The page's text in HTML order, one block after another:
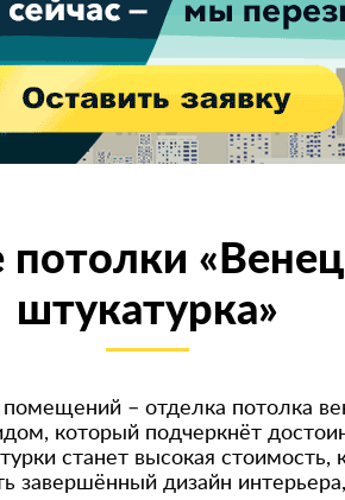
штукатурка»
– отделка потолка
который подчеркнёт
станет высокая стоимость,
завершённый дизайн